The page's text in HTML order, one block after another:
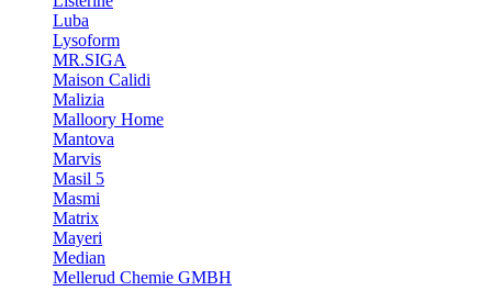
Luba
Lysoform
MR.SIGA
Maison Calidi
Malizia
Malloory Home
Mantova
Marvis
Masil 5
Masmi
Matrix
Mayeri
Median
Mellerud Chemie GMBH